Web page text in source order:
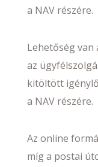
a NAV részére.
Lehetőség van
az
kitöltött
a NAV részére.
Az online
míg a postai